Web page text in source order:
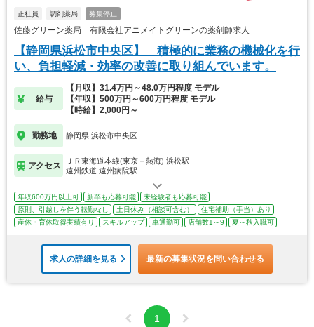
正社員 調剤薬局 募集停止
佐藤グリーン薬局 有限会社アニメイトグリーンの薬剤師求人
【静岡県浜松市中央区】 積極的に業務の機械化を行
い、負担軽減・効率の改善に取り組んでいます。
給与
【月収】31.4万円～48.0万円程度 モデル
【年収】500万円～600万円程度 モデル
【時給】2,000円～
勤務地 静岡県 浜松市中央区
アクセス
ＪＲ東海道本線(東京－熱海) 浜松駅
遠州鉄道 遠州病院駅
年収600万円以上可 新卒も応募可能
未経験者も応募可能
原則、引越しを伴う転勤なし
土日休み（相談可含む）
住宅補助（手当）あり
産休・育休取得実績有り
スキルアップ 車通勤可 店舗数1～9 夏～秋入職可
求人の詳細を見る 最新の募集状況を問い合わせる
1